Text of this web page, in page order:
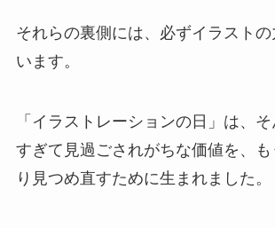
それらの裏側には、必ずイラスト
います。
「イラストレーションの日」は、
すぎて見過ごされがちな価値を、
り見つめ直すために生まれました。